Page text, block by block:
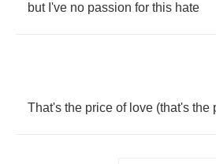
but I've no passion for this hate
That's the price of love (that's the